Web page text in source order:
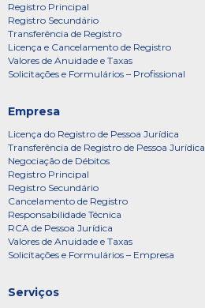
Registro Principal
Registro Secundário
Transferência de Registro
Licença e Cancelamento de Registro
Valores de Anuidade e Taxas
Solicitações e Formulários – Profissional
Empresa
Licença do Registro de Pessoa Jurídica
Transferência de Registro de Pessoa Jurídica
Negociação de Débitos
Registro Principal
Registro Secundário
Cancelamento de Registro
Responsabilidade Técnica
RCA de Pessoa Jurídica
Valores de Anuidade e Taxas
Solicitações e Formulários – Empresa
Serviços